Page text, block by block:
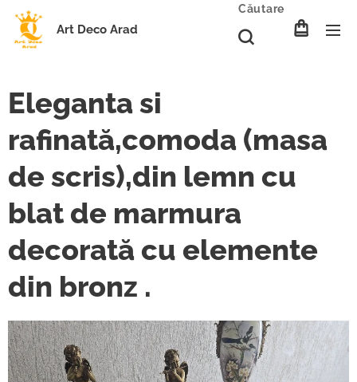
Art Deco Arad
Căutare
Eleganta si
rafinată,comoda (masa
de scris),din lemn cu
blat de marmura
decorată cu elemente
din bronz .